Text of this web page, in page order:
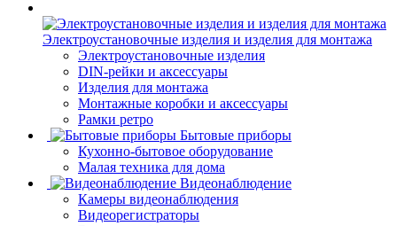
Электроустановочные изделия и изделия для монтажа
Электроустановочные изделия
DIN-рейки и аксессуары
Изделия для монтажа
Монтажные коробки и аксессуары
Рамки ретро
Бытовые приборы
Кухонно-бытовое оборудование
Малая техника для дома
Видеонаблюдение
Камеры видеонаблюдения
Видеорегистраторы